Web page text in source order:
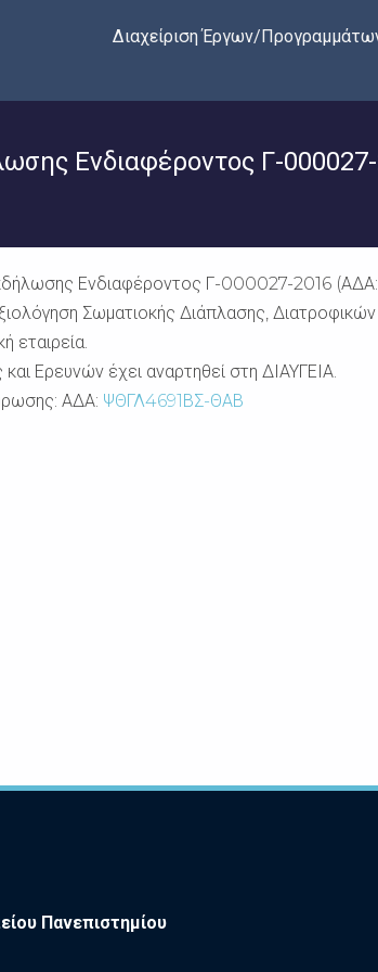
Διαχείριση Έργων/
Ενδιαφέροντος Γ-
Ενδιαφέροντος Γ-000027-2016 (ΑΔΑ:
Σωματιοκής Διάπλασης,
εταιρεία.
Ερευνών έχει αναρτηθεί στη ΔΙΑΥΓΕΙΑ.
ΑΔΑ: ΨΘΓΛ4691ΒΣ-ΘΑΒ
Πανεπιστημίου